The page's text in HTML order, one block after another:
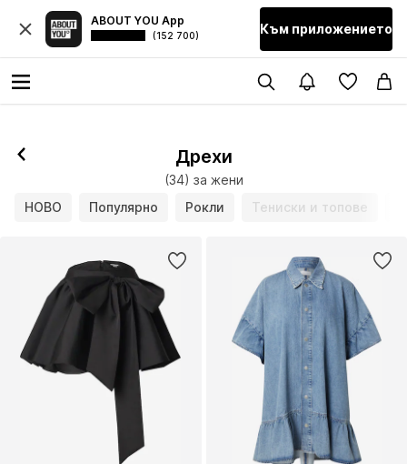
ABOUT YOU App
(152 700) Към приложението
Дрехи
(34) за жени
НОВО
Популярно Рокли Тениски и топове